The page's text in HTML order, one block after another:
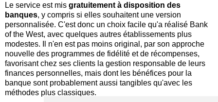
Le service est mis gratuitement à disposition des
banques, y compris si elles souhaitent une version
personnalisée. C'est donc un choix facile qu'a réalisé Bank
of the West, avec quelques autres établissements plus
modestes. Il n'en est pas moins original, par son approche
nouvelle des programmes de fidélité et de récompenses,
favorisant chez ses clients la gestion responsable de leurs
finances personnelles, mais dont les bénéfices pour la
banque sont probablement aussi tangibles qu'avec les
méthodes plus classiques.